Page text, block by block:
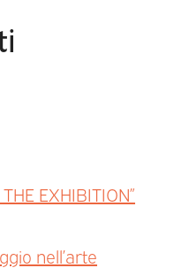
EXHIBITION”
nell’arte